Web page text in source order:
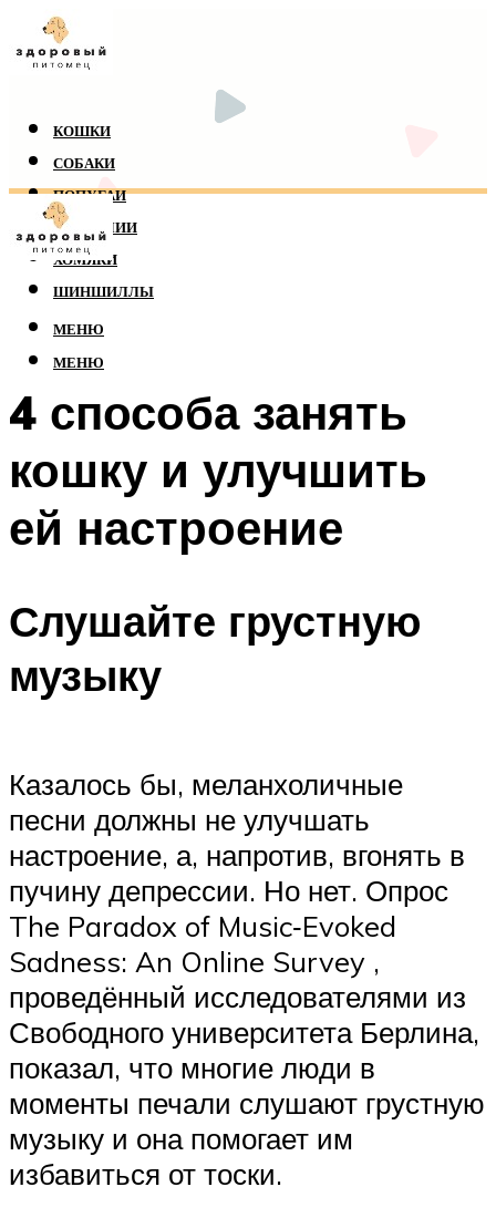
КОШКИ
СОБАКИ
ПОПУГАИ
РЕПТИЛИИ
ХОМЯКИ
ШИНШИЛЛЫ
МЕНЮ
МЕНЮ
4 способа занять
кошку и улучшить
ей настроение
Слушайте грустную
музыку
Казалось бы, меланхоличные
песни должны не улучшать
настроение, а, напротив, вгонять в
пучину депрессии. Но нет. Опрос
The Paradox of Music‑Evoked
Sadness: An Online Survey ,
проведённый исследователями из
Свободного университета Берлина,
показал, что многие люди в
моменты печали слушают грустную
музыку и она помогает им
избавиться от тоски.